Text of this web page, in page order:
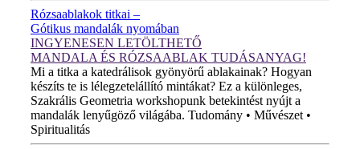
Rózsaablakok titkai –
Gótikus mandalák nyomában
INGYENESEN LETÖLTHETŐ
MANDALA ÉS RÓZSAABLAK TUDÁSANYAG!
Mi a titka a katedrálisok gyönyörű ablakainak? Hogyan
készíts te is lélegzetelállító mintákat? Ez a különleges,
Szakrális Geometria workshopunk betekintést nyújt a
mandalák lenyűgöző világába. Tudomány • Művészet •
Spiritualitás